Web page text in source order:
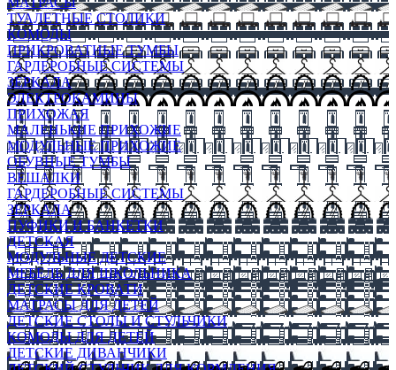
ТУАЛЕТНЫЕ СТОЛИКИ
КОМОДЫ
ПРИКРОВАТНЫЕ ТУМБЫ
ГАРДЕРОБНЫЕ СИСТЕМЫ
ЗЕРКАЛА
ЭЛЕКТРОКАМИНЫ
ПРИХОЖАЯ
МАЛЕНЬКИЕ ПРИХОЖИЕ
МОДУЛЬНЫЕ ПРИХОЖИЕ
ОБУВНЫЕ ТУМБЫ
ВЕШАЛКИ
ГАРДЕРОБНЫЕ СИСТЕМЫ
ЗЕРКАЛА
ПУФИКИ И БАНКЕТКИ
ДЕТСКАЯ
МОДУЛЬНЫЕ ДЕТСКИЕ
МЕБЕЛЬ ДЛЯ ШКОЛЬНИКА
ДЕТСКИЕ КРОВАТИ
МАТРАСЫ ДЛЯ ДЕТЕЙ
ДЕТСКИЕ СТОЛЫ И СТУЛЬЧИКИ
КОМОДЫ ДЛЯ ДЕТЕЙ
ДЕТСКИЕ ДИВАНЧИКИ